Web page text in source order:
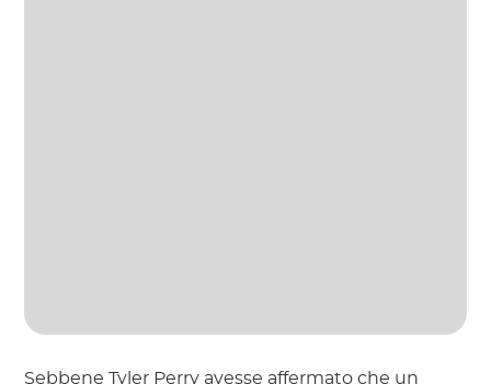
Sebbene Tyler Perry avesse affermato che un